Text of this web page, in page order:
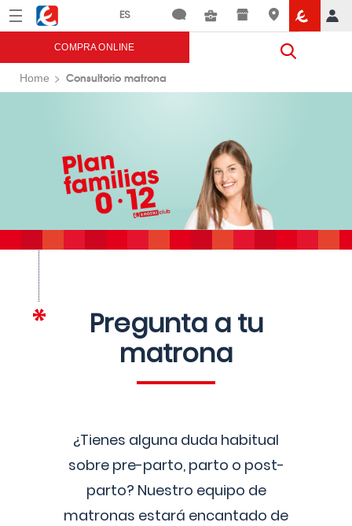
Menú Eroski
COMPRA ONLINE
Home Consultorio matrona
Pregunta a tu
matrona
¿Tienes alguna duda habitual
sobre pre-parto, parto o post-
parto? Nuestro equipo de
matronas estará encantado de